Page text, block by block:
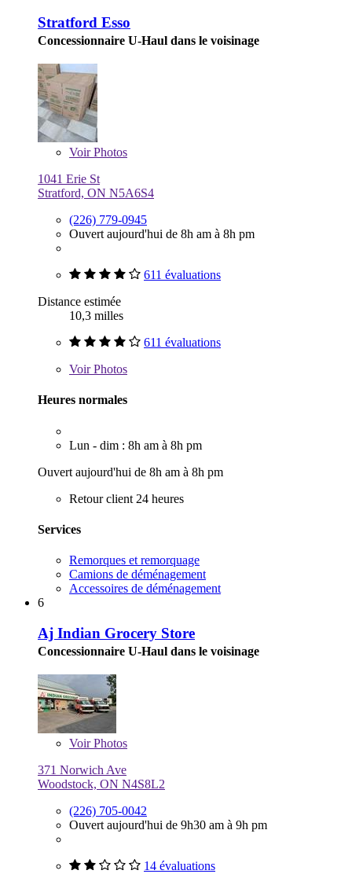
Stratford Esso
Concessionnaire U-Haul dans le voisinage
VoirPhotos
1041 Erie St
Stratford, ON N5A6S4
(226) 779-0945
Ouvert aujourd'hui de 8h am à 8h pm
611 évaluations
Distance estimée
10,3 milles
611 évaluations
VoirPhotos
Heures normales
Lun - dim : 8h am à 8h pm
Ouvert aujourd'hui de 8h am à 8h pm
Retour client 24 heures
Services
Remorques et remorquage
Camions de déménagement
Accessoires de déménagement
6
Aj Indian Grocery Store
Concessionnaire U-Haul dans le voisinage
VoirPhotos
371 Norwich Ave
Woodstock, ON N4S8L2
(226) 705-0042
Ouvert aujourd'hui de 9h30 am à 9h pm
14 évaluations